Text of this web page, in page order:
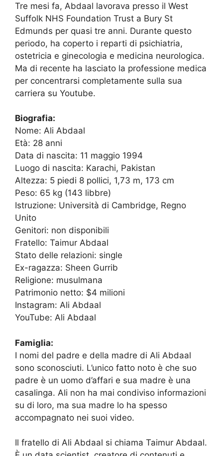
Tre mesi fa, Abdaal lavorava presso il West
Suffolk NHS Foundation Trust a Bury St
Edmunds per quasi tre anni. Durante questo
periodo, ha coperto i reparti di psichiatria,
ostetricia e ginecologia e medicina neurologica.
Ma di recente ha lasciato la professione medica
per concentrarsi completamente sulla sua
carriera su Youtube.
Biografia:
Nome: Ali Abdaal
Età: 28 anni
Data di nascita: 11 maggio 1994
Luogo di nascita: Karachi, Pakistan
Altezza: 5 piedi 8 pollici, 1,73 m, 173 cm
Peso: 65 kg (143 libbre)
Istruzione: Università di Cambridge, Regno
Unito
Genitori: non disponibili
Fratello: Taimur Abdaal
Stato delle relazioni: single
Ex-ragazza: Sheen Gurrib
Religione: musulmana
Patrimonio netto: $4 milioni
Instagram: Ali Abdaal
YouTube: Ali Abdaal
Famiglia:
I nomi del padre e della madre di Ali Abdaal
sono sconosciuti. L’unico fatto noto è che suo
padre è un uomo d’affari e sua madre è una
casalinga. Ali non ha mai condiviso informazioni
su di loro, ma sua madre lo ha spesso
accompagnato nei suoi video.
Il fratello di Ali Abdaal si chiama Taimur Abdaal.